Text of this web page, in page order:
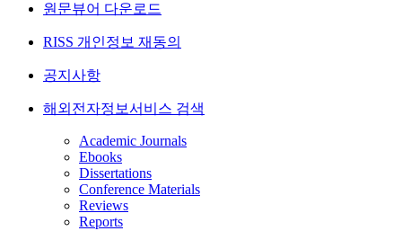
원문뷰어 다운로드
RISS 개인정보 재동의
공지사항
해외전자정보서비스 검색
Academic Journals
Ebooks
Dissertations
Conference Materials
Reviews
Reports